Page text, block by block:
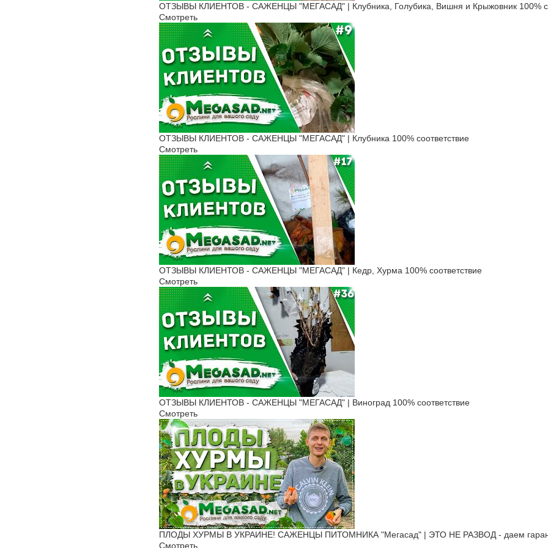
ОТЗЫВЫ КЛИЕНТОВ - САЖЕНЦЫ "МЕГАСАД" | Клубника, Голубика, Вишня и Крыжовник 100%
Смотреть
ОТЗЫВЫ КЛИЕНТОВ - САЖЕНЦЫ "МЕГАСАД" | Клубника 100% соответствие
Смотреть
ОТЗЫВЫ КЛИЕНТОВ - САЖЕНЦЫ "МЕГАСАД" | Кедр, Хурма 100% соответствие
Смотреть
ОТЗЫВЫ КЛИЕНТОВ - САЖЕНЦЫ "МЕГАСАД" | Виноград 100% соответствие
Смотреть
ПЛОДЫ ХУРМЫ В УКРАИНЕ! САЖЕНЦЫ ПИТОМНИКА "Мегасад" | ЭТО НЕ РАЗВОД - даем
Смотреть